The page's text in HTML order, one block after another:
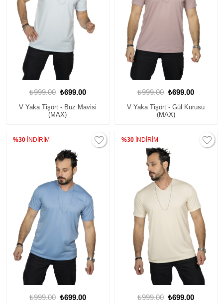
₺999.00 ₺699.00
V Yaka Tişört - Buz Mavisi
(MAX)
₺999.00 ₺699.00
V Yaka Tişört - Gül Kurusu
(MAX)
%30 İNDİRİM
₺999.00 ₺699.00
%30İNDİRİM
₺999.00 ₺699.00